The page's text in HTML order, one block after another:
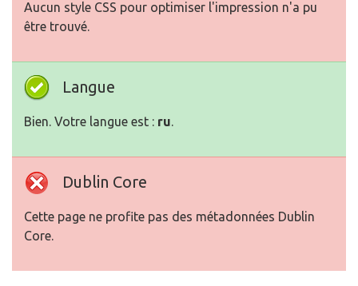
Aucun style CSS pour optimiser l'impression n'a pu
être trouvé.
Langue
Bien. Votre langue est : ru.
Dublin Core
Cette page ne profite pas des métadonnées Dublin
Core.